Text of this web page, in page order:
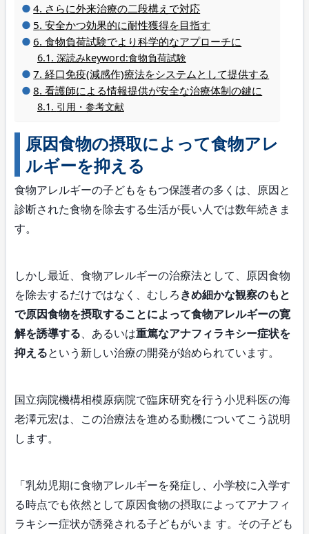
さらに外来治療の二段構えで対応
安全かつ効果的に耐性獲得を目指す
食物負荷試験でより科学的なアプローチに
深読みkeyword:食物負荷試験
経口免疫(減感作)療法をシステムとして提供する
看護師による情報提供が安全な治療体制の鍵に
引用・参考文献
原因食物の摂取によって食物アレ
ルギーを抑える
食物アレルギーの子どもをもつ保護者の多くは、原因と
診断された食物を除去する生活が長い人では数年続きま
す。
しかし最近、食物アレルギーの治療法として、原因食物
を除去するだけではなく、むしろきめ細かな観察のもと
で原因食物を摂取することによって食物アレルギーの寛
解を誘導する、あるいは重篤なアナフィラキシー症状を
抑えるという新しい治療の開発が始められています。
国立病院機構相模原病院で臨床研究を行う小児科医の海
老澤元宏は、この治療法を進める動機についてこう説明
します。
「乳幼児期に食物アレルギーを発症し、小学校に入学す
る時点でも依然として原因食物の摂取によってアナフィ
ラキシー症状が誘発される子どもがいま す。その子ども